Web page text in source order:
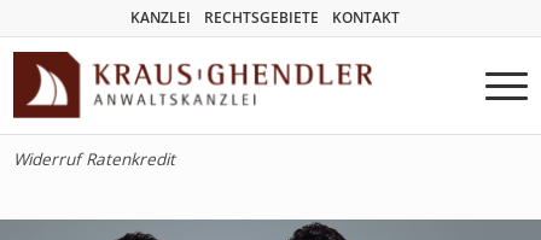
KANZLEI RECHTSGEBIETE KONTAKT
Widerruf Ratenkredit